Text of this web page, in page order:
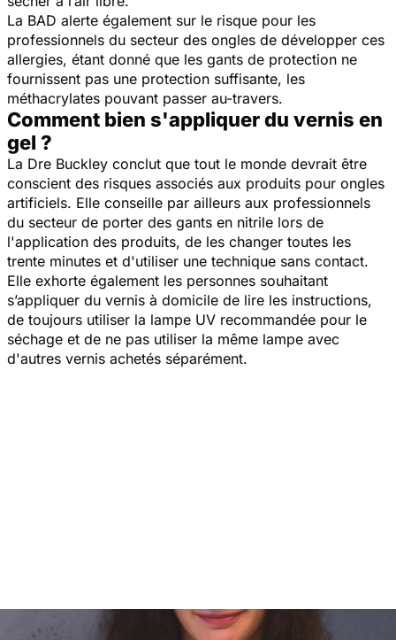
La BAD alerte également sur le risque pour les
professionnels du secteur des ongles de développer ces
allergies, étant donné que les gants de protection ne
fournissent pas une protection suffisante, les
méthacrylates pouvant passer au-travers.
Comment bien s'appliquer du vernis en
gel ?
La Dre Buckley conclut que tout le monde devrait être
conscient des risques associés aux produits pour ongles
artificiels. Elle conseille par ailleurs aux professionnels
du secteur de porter des gants en nitrile lors de
l'application des produits, de les changer toutes les
trente minutes et d'utiliser une technique sans contact.
Elle exhorte également les personnes souhaitant
s’appliquer du vernis à domicile de lire les instructions,
de toujours utiliser la lampe UV recommandée pour le
séchage et de ne pas utiliser la même lampe avec
d'autres vernis achetés séparément.